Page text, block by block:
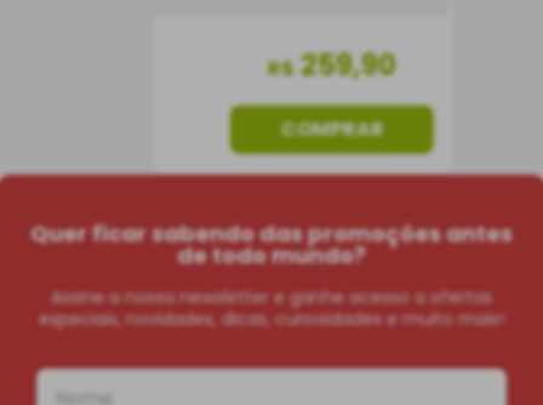
R$ 259,90
COMPRAR
Quer ficar sabendo das promoções antes
de todo mundo?
Assine a nossa newsletter e ganhe acesso a ofertas
especiais, novidades, dicas, curiosidades e muito mais!